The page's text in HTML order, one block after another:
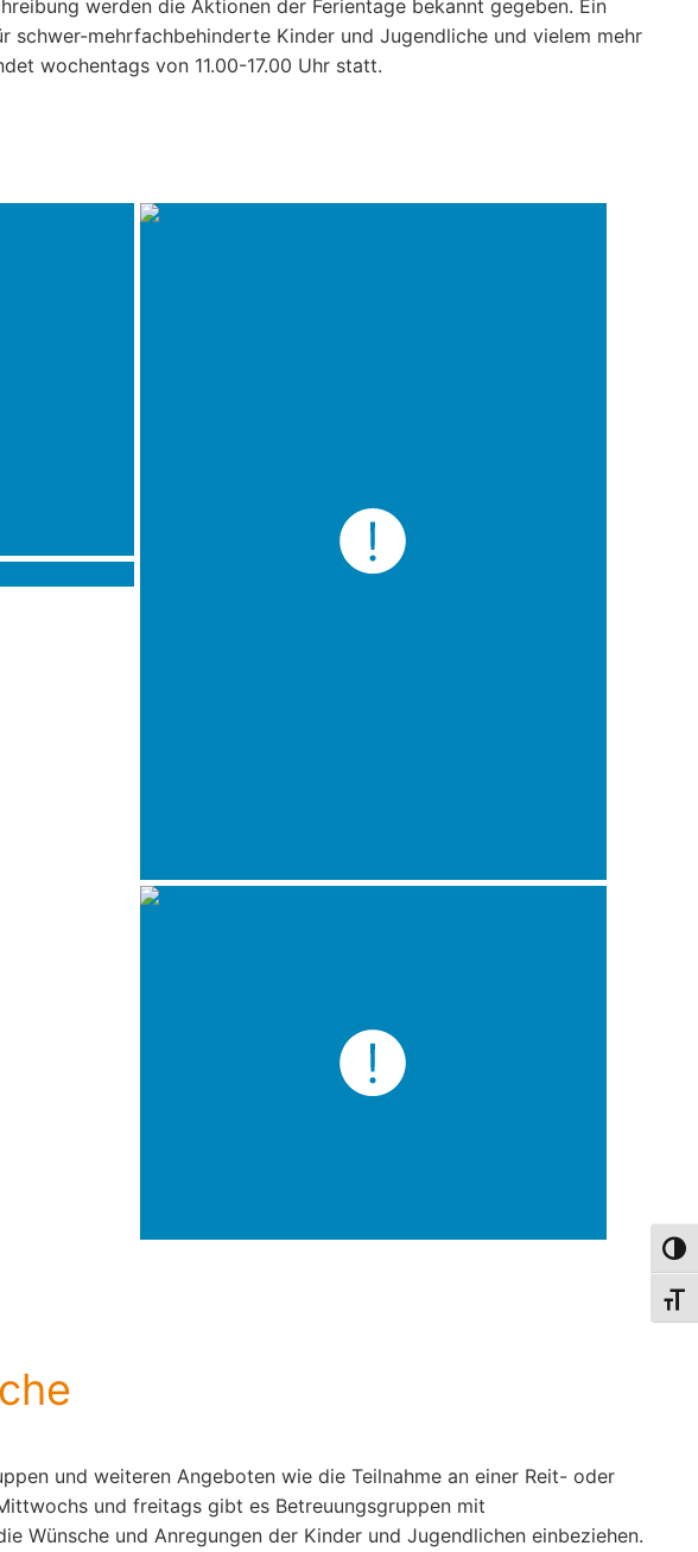
werden die Aktionen der Ferientage bekannt gegeben. Ein
mehrfachbehinderte Kinder und Jugendliche und vielem mehr
wochentags von 11.00-17.00 Uhr statt.
und weiteren Angeboten wie die Teilnahme an einer Reit- oder
und freitags gibt es Betreuungsgruppen mit
Wünsche und Anregungen der Kinder und Jugendlichen einbeziehen.